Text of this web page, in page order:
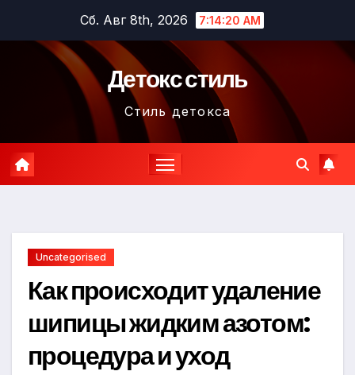
содержимому
Сб. Авг 8th, 2026 7:14:21 AM
Детокс стиль
Стиль детокса
Uncategorised
Как происходит удаление
шипицы жидким азотом:
процедура и уход